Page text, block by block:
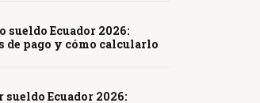
sueldo Ecuador 2026:
de pago y cómo calcularlo
sueldo Ecuador 2026: